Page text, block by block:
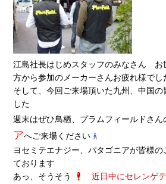
江島社長はじめスタッフのみなさん
方から参加のメーカーさんお疲れ様でし
そして、今回ご来場頂いた九州、中国の
した
週末はぜひ鳥栖、プラムフィールドさん
アへご来場ください
ヨセミテエナジー、パタゴニアが皆様
ております
あっ、そうそう
近日中にセレンゲ